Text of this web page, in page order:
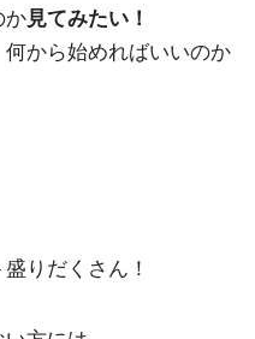
か見てみたい！
から始めればいいのか
りだくさん！